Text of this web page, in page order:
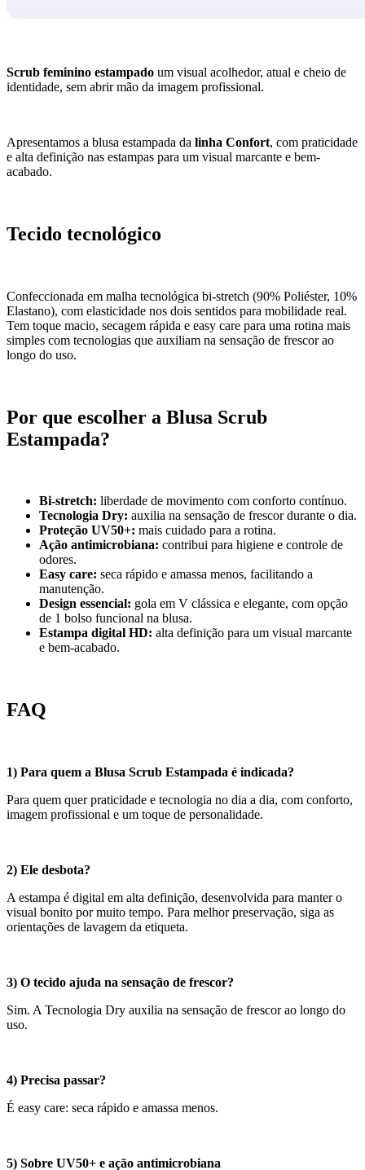
Scrub feminino estampado um visual acolhedor, atual e cheio de
identidade, sem abrir mão da imagem profissional.
Apresentamos a blusa estampada da linha Confort, com praticidade
e alta definição nas estampas para um visual marcante e bem-
acabado.
Tecido tecnológico
Confeccionada em malha tecnológica bi-stretch (90% Poliéster, 10%
Elastano), com elasticidade nos dois sentidos para mobilidade real.
Tem toque macio, secagem rápida e easy care para uma rotina mais
simples com tecnologias que auxiliam na sensação de frescor ao
longo do uso.
Por que escolher a Blusa Scrub
Estampada?
Bi-stretch: liberdade de movimento com conforto contínuo.
Tecnologia Dry: auxilia na sensação de frescor durante o dia.
Proteção UV50+: mais cuidado para a rotina.
Ação antimicrobiana: contribui para higiene e controle de
odores.
Easy care: seca rápido e amassa menos, facilitando a
manutenção.
Design essencial: gola em V clássica e elegante, com opção
de 1 bolso funcional na blusa.
Estampa digital HD: alta definição para um visual marcante
e bem-acabado.
FAQ
1) Para quem a Blusa Scrub Estampada é indicada?
Para quem quer praticidade e tecnologia no dia a dia, com conforto,
imagem profissional e um toque de personalidade.
2) Ele desbota?
A estampa é digital em alta definição, desenvolvida para manter o
visual bonito por muito tempo. Para melhor preservação, siga as
orientações de lavagem da etiqueta.
3) O tecido ajuda na sensação de frescor?
Sim. A Tecnologia Dry auxilia na sensação de frescor ao longo do
uso.
4) Precisa passar?
É easy care: seca rápido e amassa menos.
5) Sobre UV50+ e ação antimicrobiana